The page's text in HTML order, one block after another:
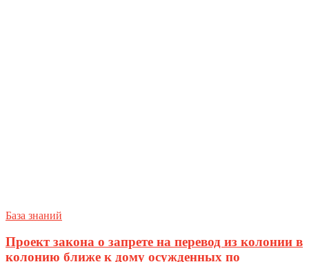
База знаний
Проект закона о запрете на перевод из колонии в
колонию ближе к дому осужденных по